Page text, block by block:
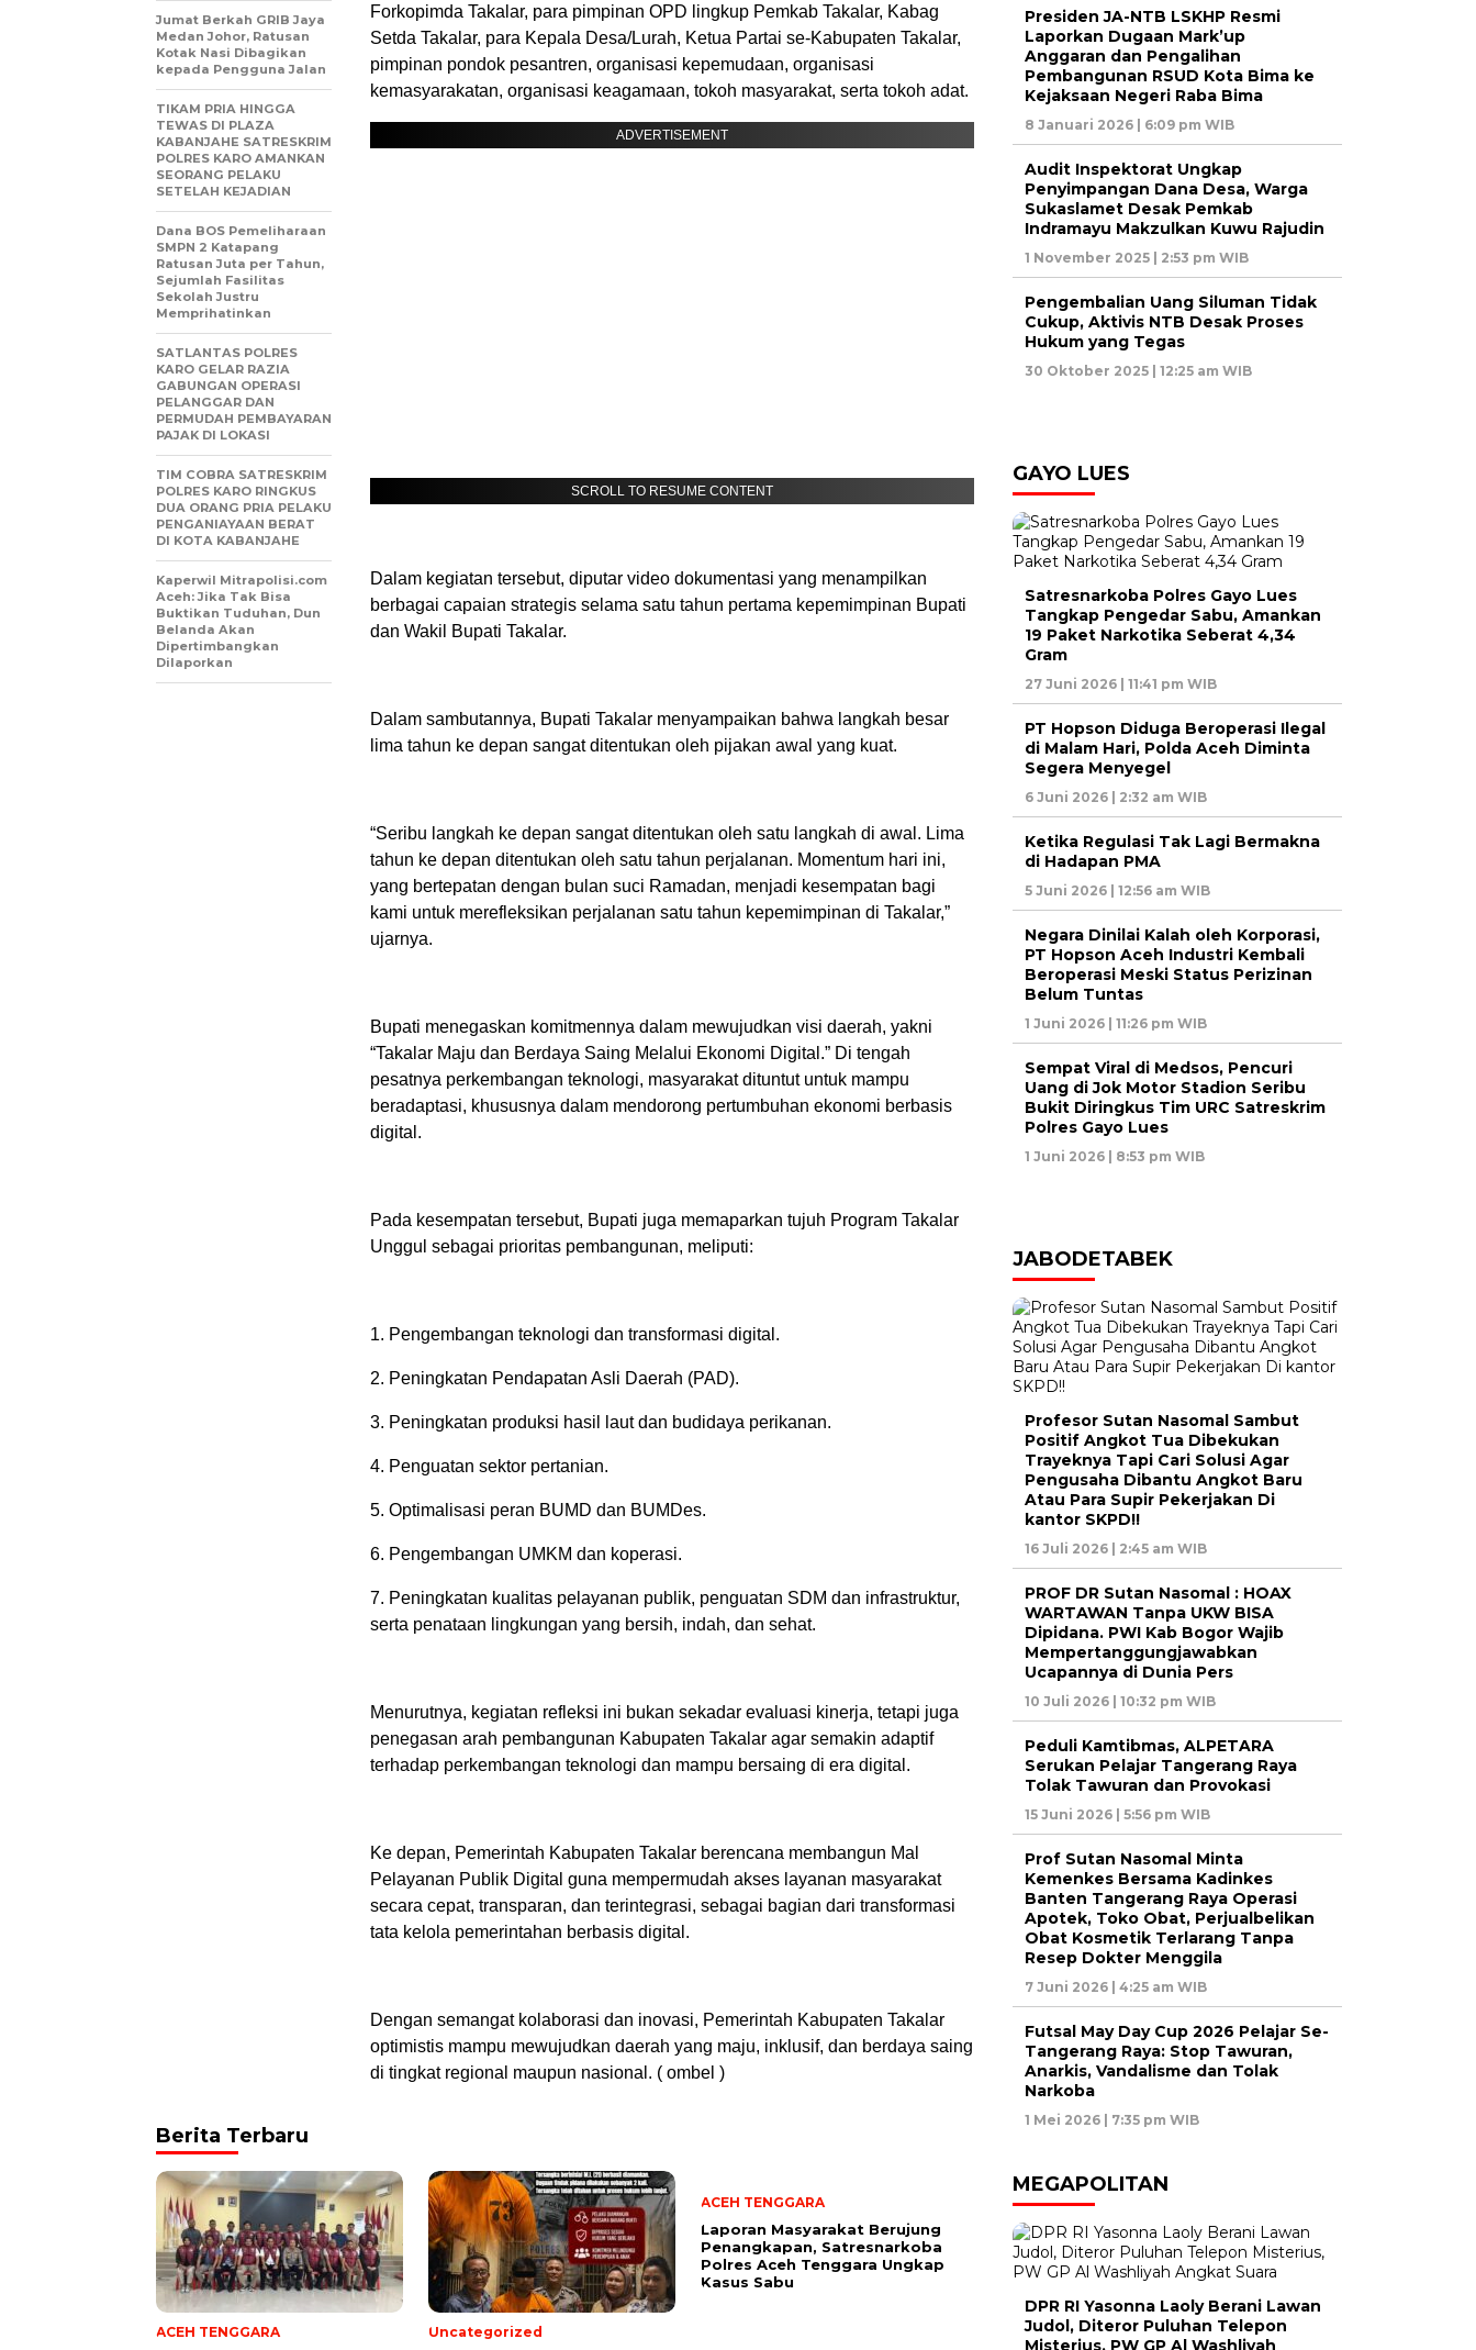
Forkopimda Takalar, para pimpinan OPD lingkup Pemkab Takalar, Kabag
Setda Takalar, para Kepala Desa/Lurah, Ketua Partai se-Kabupaten Takalar,
pimpinan pondok pesantren, organisasi kepemudaan, organisasi
kemasyarakatan, organisasi keagamaan, tokoh masyarakat, serta tokoh adat.
ADVERTISEMENT
SCROLL TO RESUME CONTENT
Dalam kegiatan tersebut, diputar video dokumentasi yang menampilkan
berbagai capaian strategis selama satu tahun pertama kepemimpinan Bupati
dan Wakil Bupati Takalar.
Dalam sambutannya, Bupati Takalar menyampaikan bahwa langkah besar
lima tahun ke depan sangat ditentukan oleh pijakan awal yang kuat.
“Seribu langkah ke depan sangat ditentukan oleh satu langkah di awal. Lima
tahun ke depan ditentukan oleh satu tahun perjalanan. Momentum hari ini,
yang bertepatan dengan bulan suci Ramadan, menjadi kesempatan bagi
kami untuk merefleksikan perjalanan satu tahun kepemimpinan di Takalar,”
ujarnya.
Bupati menegaskan komitmennya dalam mewujudkan visi daerah, yakni
“Takalar Maju dan Berdaya Saing Melalui Ekonomi Digital.” Di tengah
pesatnya perkembangan teknologi, masyarakat dituntut untuk mampu
beradaptasi, khususnya dalam mendorong pertumbuhan ekonomi berbasis
digital.
Pada kesempatan tersebut, Bupati juga memaparkan tujuh Program Takalar
Unggul sebagai prioritas pembangunan, meliputi:
1. Pengembangan teknologi dan transformasi digital.
2. Peningkatan Pendapatan Asli Daerah (PAD).
3. Peningkatan produksi hasil laut dan budidaya perikanan.
4. Penguatan sektor pertanian.
5. Optimalisasi peran BUMD dan BUMDes.
6. Pengembangan UMKM dan koperasi.
7. Peningkatan kualitas pelayanan publik, penguatan SDM dan infrastruktur,
serta penataan lingkungan yang bersih, indah, dan sehat.
Menurutnya, kegiatan refleksi ini bukan sekadar evaluasi kinerja, tetapi juga
penegasan arah pembangunan Kabupaten Takalar agar semakin adaptif
terhadap perkembangan teknologi dan mampu bersaing di era digital.
Ke depan, Pemerintah Kabupaten Takalar berencana membangun Mal
Pelayanan Publik Digital guna mempermudah akses layanan masyarakat
secara cepat, transparan, dan terintegrasi, sebagai bagian dari transformasi
tata kelola pemerintahan berbasis digital.
Dengan semangat kolaborasi dan inovasi, Pemerintah Kabupaten Takalar
optimistis mampu mewujudkan daerah yang maju, inklusif, dan berdaya saing
di tingkat regional maupun nasional. ( ombel )
Jumat Berkah GRIB Jaya
Medan Johor, Ratusan
Kotak Nasi Dibagikan
kepada Pengguna Jalan
TIKAM PRIA HINGGA
TEWAS DI PLAZA
KABANJAHE SATRESKRIM
POLRES KARO AMANKAN
SEORANG PELAKU
SETELAH KEJADIAN
Dana BOS Pemeliharaan
SMPN 2 Katapang
Ratusan Juta per Tahun,
Sejumlah Fasilitas
Sekolah Justru
Memprihatinkan
SATLANTAS POLRES
KARO GELAR RAZIA
GABUNGAN OPERASI
PELANGGAR DAN
PERMUDAH PEMBAYARAN
PAJAK DI LOKASI
TIM COBRA SATRESKRIM
POLRES KARO RINGKUS
DUA ORANG PRIA PELAKU
PENGANIAYAAN BERAT
DI KOTA KABANJAHE
Kaperwil Mitrapolisi.com
Aceh: Jika Tak Bisa
Buktikan Tuduhan, Dun
Belanda Akan
Dipertimbangkan
Dilaporkan
Berita Terbaru
ACEH TENGGARA Uncategorized
ACEH TENGGARA
Laporan Masyarakat Berujung
Penangkapan, Satresnarkoba
Polres Aceh Tenggara Ungkap
Kasus Sabu
Presiden JA-NTB LSKHP Resmi
Laporkan Dugaan Mark’up
Anggaran dan Pengalihan
Pembangunan RSUD Kota Bima ke
Kejaksaan Negeri Raba Bima
8 Januari 2026 | 6:09 pm WIB
Audit Inspektorat Ungkap
Penyimpangan Dana Desa, Warga
Sukaslamet Desak Pemkab
Indramayu Makzulkan Kuwu Rajudin
1 November 2025 | 2:53 pm WIB
Pengembalian Uang Siluman Tidak
Cukup, Aktivis NTB Desak Proses
Hukum yang Tegas
30 Oktober 2025 | 12:25 am WIB
GAYO LUES
Satresnarkoba Polres Gayo Lues
Tangkap Pengedar Sabu, Amankan
19 Paket Narkotika Seberat 4,34
Gram
27 Juni 2026 | 11:41 pm WIB
PT Hopson Diduga Beroperasi Ilegal
di Malam Hari, Polda Aceh Diminta
Segera Menyegel
6 Juni 2026 | 2:32 am WIB
Ketika Regulasi Tak Lagi Bermakna
di Hadapan PMA
5 Juni 2026 | 12:56 am WIB
Negara Dinilai Kalah oleh Korporasi,
PT Hopson Aceh Industri Kembali
Beroperasi Meski Status Perizinan
Belum Tuntas
1 Juni 2026 | 11:26 pm WIB
Sempat Viral di Medsos, Pencuri
Uang di Jok Motor Stadion Seribu
Bukit Diringkus Tim URC Satreskrim
Polres Gayo Lues
1 Juni 2026 | 8:53 pm WIB
JABODETABEK
Profesor Sutan Nasomal Sambut
Positif Angkot Tua Dibekukan
Trayeknya Tapi Cari Solusi Agar
Pengusaha Dibantu Angkot Baru
Atau Para Supir Pekerjakan Di
kantor SKPD!!
16 Juli 2026 | 2:45 am WIB
PROF DR Sutan Nasomal : HOAX
WARTAWAN Tanpa UKW BISA
Dipidana. PWI Kab Bogor Wajib
Mempertanggungjawabkan
Ucapannya di Dunia Pers
10 Juli 2026 | 10:32 pm WIB
Peduli Kamtibmas, ALPETARA
Serukan Pelajar Tangerang Raya
Tolak Tawuran dan Provokasi
15 Juni 2026 | 5:56 pm WIB
Prof Sutan Nasomal Minta
Kemenkes Bersama Kadinkes
Banten Tangerang Raya Operasi
Apotek, Toko Obat, Perjualbelikan
Obat Kosmetik Terlarang Tanpa
Resep Dokter Menggila
7 Juni 2026 | 4:25 am WIB
Futsal May Day Cup 2026 Pelajar Se-
Tangerang Raya: Stop Tawuran,
Anarkis, Vandalisme dan Tolak
Narkoba
1 Mei 2026 | 7:35 pm WIB
MEGAPOLITAN
DPR RI Yasonna Laoly Berani Lawan
Judol, Diteror Puluhan Telepon
Misterius, PW GP Al Washliyah